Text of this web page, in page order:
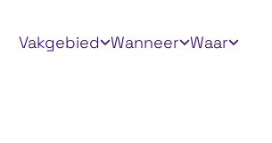
Vakgebied Wanneer Waar
Apply filters